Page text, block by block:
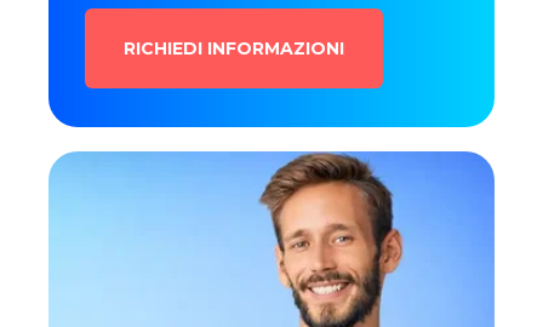
RICHIEDI INFORMAZIONI